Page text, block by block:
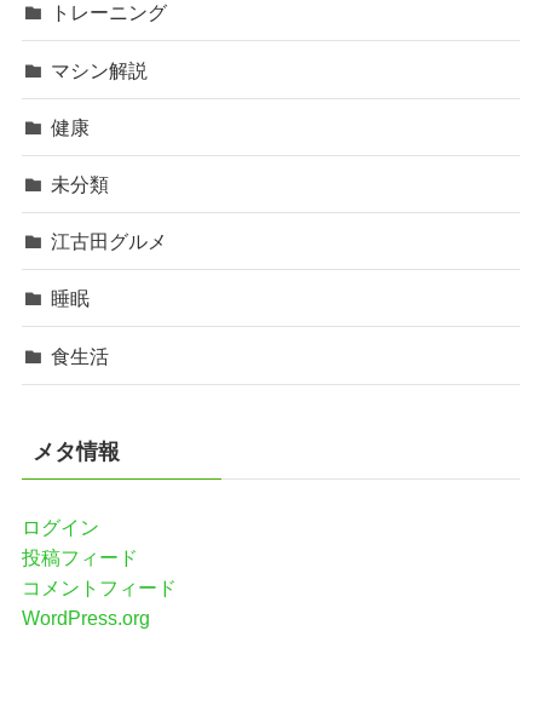
トレーニング
マシン解説
健康
未分類
江古田グルメ
睡眠
食生活
メタ情報
ログイン
投稿フィード
コメントフィード
WordPress.org